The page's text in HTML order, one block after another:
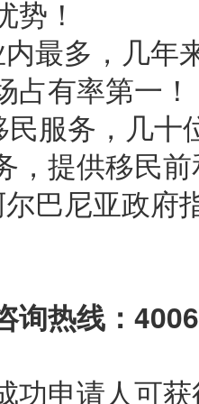
势！
最多，几年
占有率第一！
服务，几十
，提供移民
巴尼亚政府
询热线：
功申请人可